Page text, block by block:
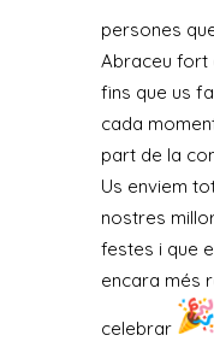
persones
Abraceu fort
fins que us
cada
part de la
Us enviem
nostres
festes i que
encara més
celebrar